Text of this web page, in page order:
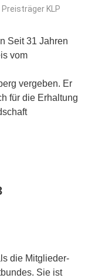
Preisträger KLP
Seit 31 Jahren
vom
vergeben. Er
für die Erhaltung
die Mitglieder-
Sie ist